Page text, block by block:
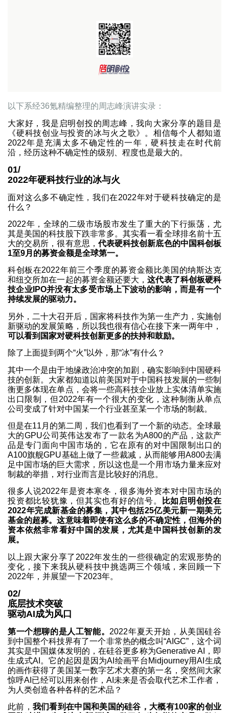
以下系经36氪精编整理的周志峰演讲实录：
大家好，我是启明创投的周志峰，我向大家分享的题目是
《硬科技创业与投资的冰与火之歌》。相信每个人都知道
2022年是充满太多不确定性的一年，硬科技走在时代前
沿，经历这种不确定性的级别、程度也是最大的。
01/
2022年硬科技行业的冰与火
面对这么多不确定性，我们在2022年对于硬科技确定的是
什么？
2022年，全球的二级市场股市发生了重大的下行振荡，尤
其是美国的科技股下跌非常多。其实看一看全球排名前十五
大的交易所，很有意思，代表硬科技创新底色的中国科创板
1至9月的募资金额是全球第一。
科创板在2022年前三个季度的募资金额比美国的纳斯达克
和纽交所加在一起的募资金额还要大，这代表了科创板硬科
技企业IPO并没有太多受市场上下波动的影响，而是有一个
持续发展的驱动力。
另外，二十大召开后，国家将科技作为第一生产力，实施创
新驱动的发展策略，所以我也很有信心在接下来一两年中，
可以看到国家对硬科技创新更多的扶持和鼓励。
除了上面提到两个“火”以外，那“冰”有什么？
其中一个是由于地缘政治冲突的加剧，确实影响到中国硬科
技的创新。大家都知道以前美国对于中国科技发展的一些制
衡更多体现在单点，会将一些高科技企业放上实体清单实施
出口限制，但2022年有一个很大的变化，这种制衡从单点
公司变成了针对中国某一个行业甚至某一个市场的制裁。
但是在11月的第二周，我们也看到了一个新的动态。全球最
大的GPU公司英伟达发布了一款名为A800的产品，这款产
品是专门面向中国市场的，它在原有的对中国限制出口的
A100旗舰GPU基础上做了一些裁减，从而能够用A800去满
足中国市场的巨大需求，所以这也是一个用市场力量来应对
制裁的举措，对行业而言是比较好的消息。
很多人说2022年是资本寒冬，很多海外资本对中国市场的
投资都比较犹豫，但其实也有好的信号。
比如启明创投在
2022年完成新基金的募集，其中包括25亿美元新一期美元
基金的超募。这意味着即使有这么多的不确定性，但海外的
资本依然非常看好中国的发展，尤其是中国科技创新的发
展。
以上跟大家分享了2022年发生的一些很确定的宏观形势的
变化，接下来我从硬科技中挑选两三个领域，来回顾一下
2022年，并展望一下2023年。
02/
底层技术突破
驱动AI成为风口
第一个想聊的是人工智能。 2022年夏天开始，从美国硅谷
到中国整个科技界有了一个非常热的概念叫“AIGC”，这个词
其实是中国媒体发明的，在硅谷更多称为Generative AI，即
生成式AI。它的起因是因为AI绘画平台Midjourney用AI生成
的画作获得了美国某一数字艺术大赛的第一名，突然间大家
惊呼AI已经可以用来创作，AI未来是否会取代艺术工作者，
为人类创造各种各样的艺术品？
此前， 我们看到在中国和美国的硅谷，大概有100家的创业